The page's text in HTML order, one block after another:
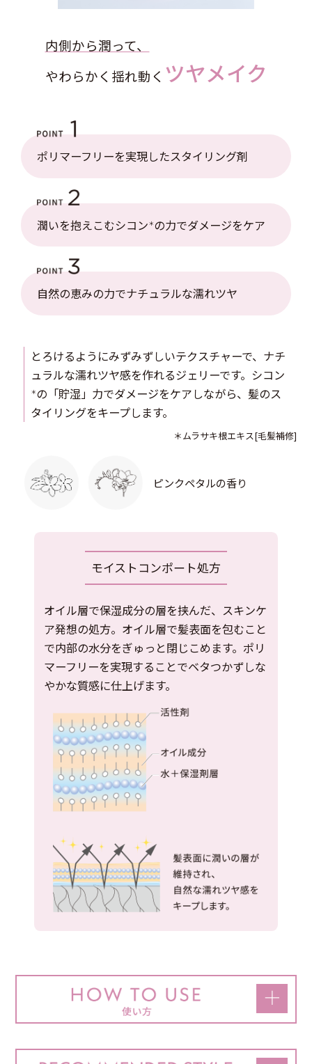
内側から潤って、
やわらかく揺れ動く ツヤメイク
ポリマーフリーを実現したスタイリング剤
潤いを抱えこむシコン＊の力でダメージをケア
自然の恵みの力でナチュラルな濡れツヤ
とろけるようにみずみずしいテクスチャーで、ナチ
ュラルな濡れツヤ感を作れるジェリーです。シコン
＊の「貯湿」力でダメージをケアしながら、髪のス
タイリングをキープします。
＊ムラサキ根エキス[毛髪補修]
ピンクペタルの香り
モイストコンポート処方
オイル層で保湿成分の層を挟んだ、スキンケ
ア発想の処方。オイル層で髪表面を包むこと
で内部の水分をぎゅっと閉じこめます。ポリ
マーフリーを実現することでベタつかずしな
やかな質感に仕上げます。